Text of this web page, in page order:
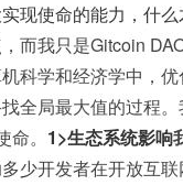
现使命的能力，什
而我只是Gitcoin
科学和经济学中，
全局最大值的过程
。 1>生态系统影响
少开发者在开放互